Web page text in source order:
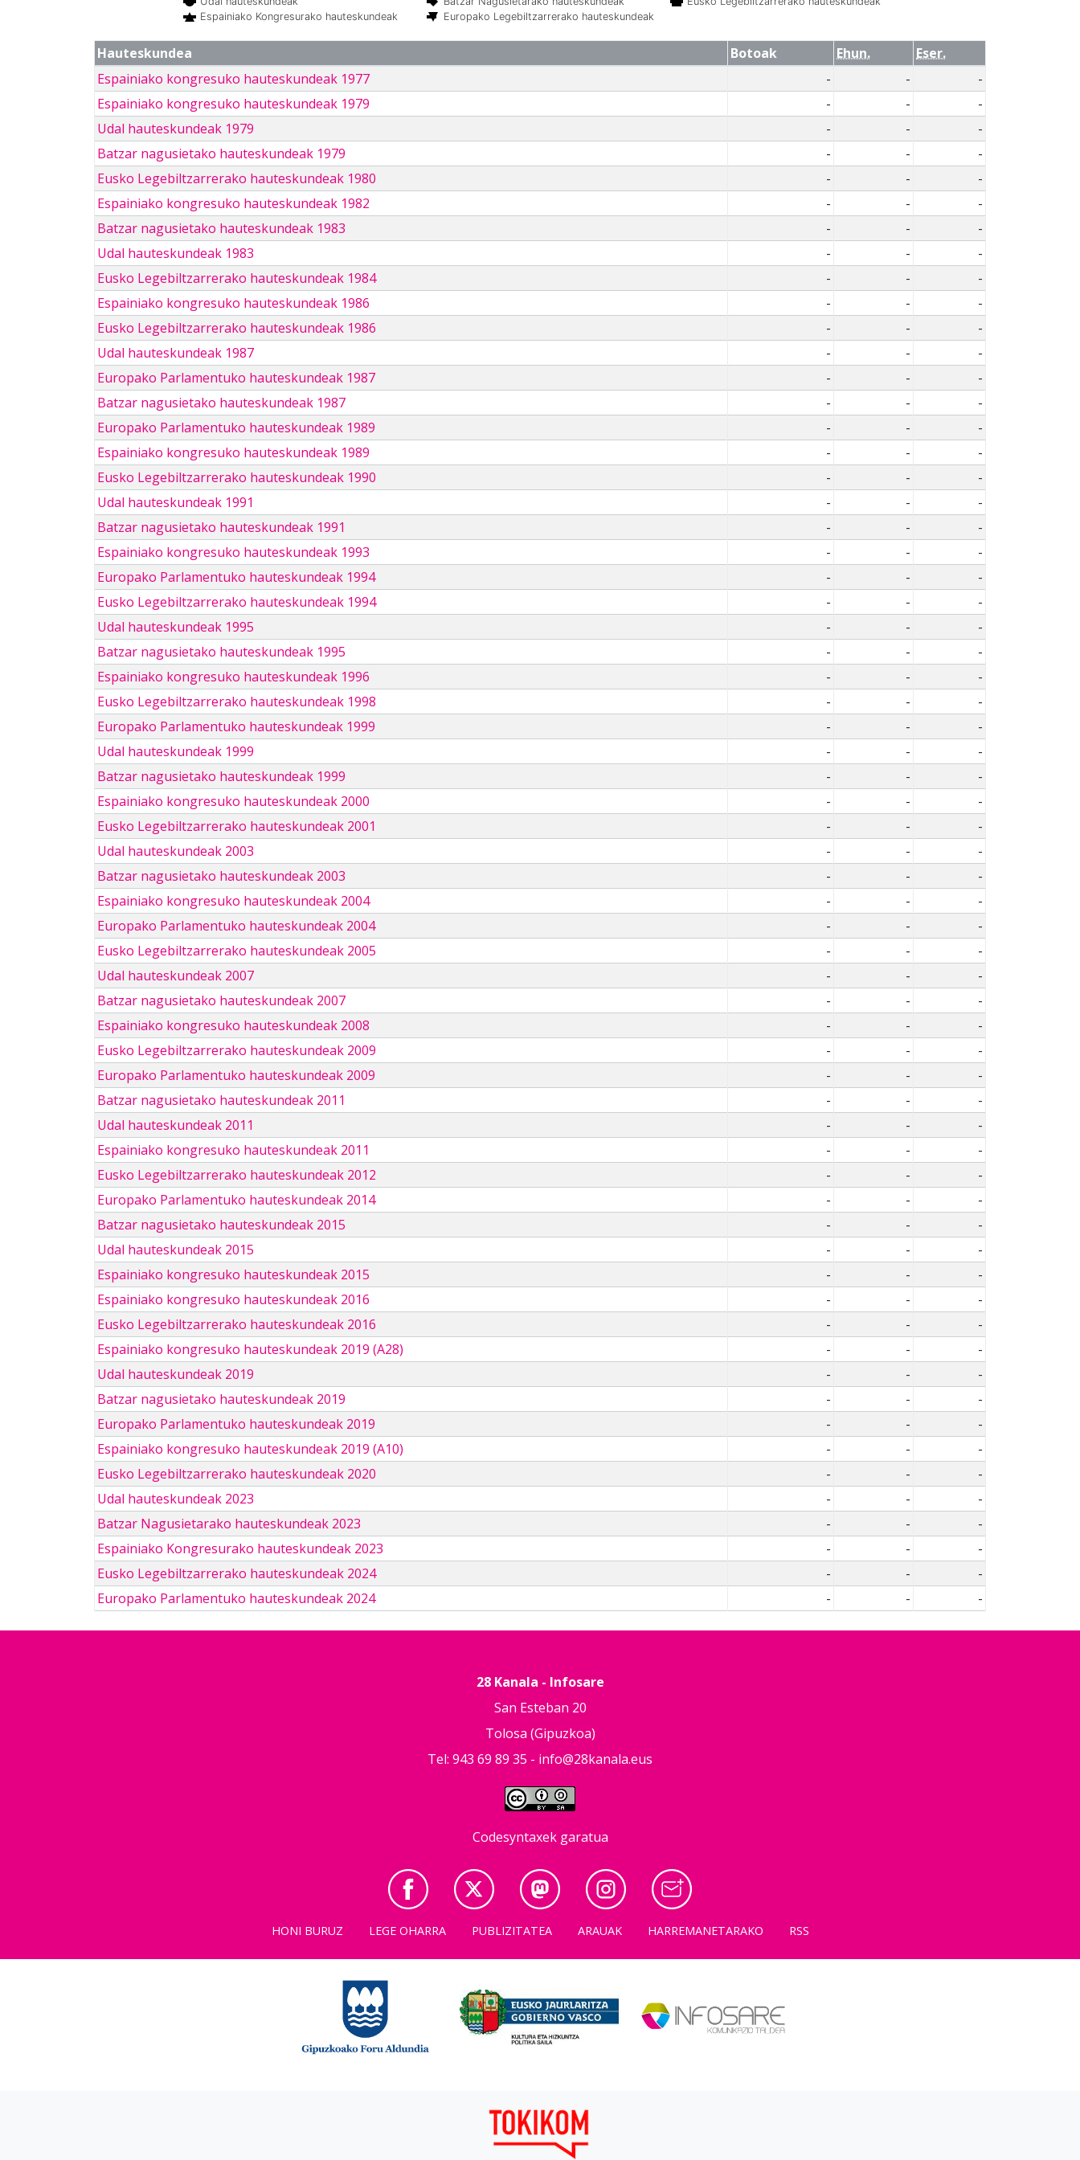
Espainiako Kongresurako hauteskundeak
Europako Legebiltzarrerako hauteskundeak
Hauteskundea Botoak Ehun.
Eser.
Espainiako kongresuko hauteskundeak 1977
- -
-
Espainiako kongresuko hauteskundeak 1979
- -
-
Udal hauteskundeak 1979
- -
-
Batzar nagusietako hauteskundeak 1979
- -
-
Eusko Legebiltzarrerako hauteskundeak 1980
- -
-
Espainiako kongresuko hauteskundeak 1982
- -
-
Batzar nagusietako hauteskundeak 1983
- -
-
Udal hauteskundeak 1983
- -
-
Eusko Legebiltzarrerako hauteskundeak 1984
- -
-
Espainiako kongresuko hauteskundeak 1986
- -
-
Eusko Legebiltzarrerako hauteskundeak 1986
- -
-
Udal hauteskundeak 1987
- -
-
Europako Parlamentuko hauteskundeak 1987
- -
-
Batzar nagusietako hauteskundeak 1987
- -
-
Europako Parlamentuko hauteskundeak 1989
- -
-
Espainiako kongresuko hauteskundeak 1989
- -
-
Eusko Legebiltzarrerako hauteskundeak 1990
- -
-
Udal hauteskundeak 1991
- -
-
Batzar nagusietako hauteskundeak 1991
- -
-
Espainiako kongresuko hauteskundeak 1993
- -
-
Europako Parlamentuko hauteskundeak 1994
- -
-
Eusko Legebiltzarrerako hauteskundeak 1994
- -
-
Udal hauteskundeak 1995
- -
-
Batzar nagusietako hauteskundeak 1995
- -
-
Espainiako kongresuko hauteskundeak 1996
- -
-
Eusko Legebiltzarrerako hauteskundeak 1998
- -
-
Europako Parlamentuko hauteskundeak 1999
- -
-
Udal hauteskundeak 1999
- -
-
Batzar nagusietako hauteskundeak 1999
- -
-
Espainiako kongresuko hauteskundeak 2000
- -
-
Eusko Legebiltzarrerako hauteskundeak 2001
- -
-
Udal hauteskundeak 2003
- -
-
Batzar nagusietako hauteskundeak 2003
- -
-
Espainiako kongresuko hauteskundeak 2004
- -
-
Europako Parlamentuko hauteskundeak 2004
- -
-
Eusko Legebiltzarrerako hauteskundeak 2005
- -
-
Udal hauteskundeak 2007
- -
-
Batzar nagusietako hauteskundeak 2007
- -
-
Espainiako kongresuko hauteskundeak 2008
- -
-
Eusko Legebiltzarrerako hauteskundeak 2009
- -
-
Europako Parlamentuko hauteskundeak 2009
- -
-
Batzar nagusietako hauteskundeak 2011
- -
-
Udal hauteskundeak 2011
- -
-
Espainiako kongresuko hauteskundeak 2011
- -
-
Eusko Legebiltzarrerako hauteskundeak 2012
- -
-
Europako Parlamentuko hauteskundeak 2014
- -
-
Batzar nagusietako hauteskundeak 2015
- -
-
Udal hauteskundeak 2015
- -
-
Espainiako kongresuko hauteskundeak 2015
- -
-
Espainiako kongresuko hauteskundeak 2016
- -
-
Eusko Legebiltzarrerako hauteskundeak 2016
- -
-
Espainiako kongresuko hauteskundeak 2019 (A28)
- -
-
Udal hauteskundeak 2019
- -
-
Batzar nagusietako hauteskundeak 2019
- -
-
Europako Parlamentuko hauteskundeak 2019
- -
-
Espainiako kongresuko hauteskundeak 2019 (A10)
- -
-
Eusko Legebiltzarrerako hauteskundeak 2020
- -
-
Udal hauteskundeak 2023
- -
-
Batzar Nagusietarako hauteskundeak 2023
- -
-
Espainiako Kongresurako hauteskundeak 2023
- -
-
Eusko Legebiltzarrerako hauteskundeak 2024
- -
-
Europako Parlamentuko hauteskundeak 2024
- - -
28 Kanala - Infosare
San Esteban 20
Tolosa (Gipuzkoa)
Tel: 943 69 89 35 - info@28kanala.eus
Codesyntaxek garatua
HONI BURUZ LEGE OHARRA PUBLIZITATEA ARAUAK HARREMANETARAKO RSS